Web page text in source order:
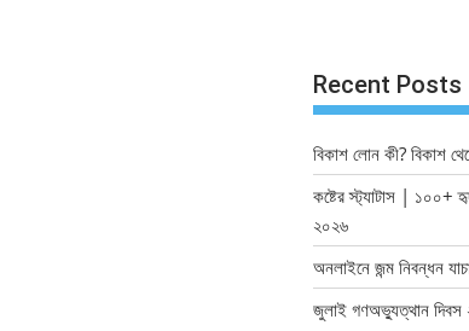
Recent Posts
বিকাশ লোন কী? বিকাশ
কষ্টের স্ট্যাটাস | ১০০+
২০২৬
অনলাইনে জন্ম নিবন্ধন
জুলাই গণঅভ্যুত্থান দিবস